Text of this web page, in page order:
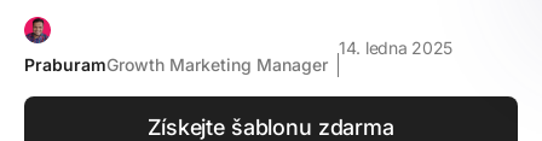
PraburamGrowth Marketing Manager
14. ledna 2025
Získejte šablonu zdarma